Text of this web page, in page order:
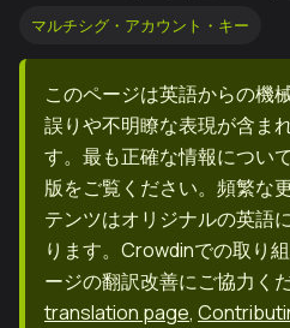
マルチシグ・アカウント・キー
このページは英語からの機
誤りや不明瞭な表現が含ま
す。最も正確な情報につい
版をご覧ください。頻繁な
テンツはオリジナルの英語
ります。Crowdinでの取り
ージの翻訳改善にご協力くだ
translation page,